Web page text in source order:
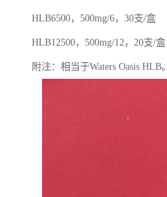
HLB6500，500mg/6，30支/盒
HLB12500，500mg/12，20支/盒
附注：相当于Waters Oasis HLB。